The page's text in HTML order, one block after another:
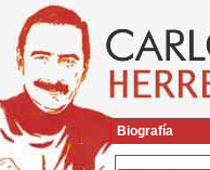
Biografía